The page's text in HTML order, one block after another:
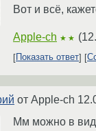
Вот и всё,
Apple-ch ★★ (
Показать ответ
от Apple-ch
Мм можно в